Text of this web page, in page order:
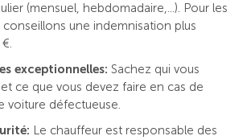
(mensuel, hebdomadaire,...). Pour les
une indemnisation plus
exceptionnelles: Sachez qui vous
ce que vous devez faire en cas de
voiture défectueuse.
Le chauffeur est responsable des